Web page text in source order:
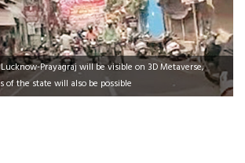
Prayagraj will be visible on 3D Metaverse,
of the state will also be possible